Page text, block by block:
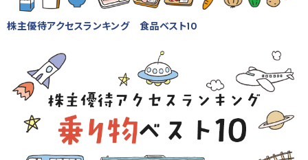
株主優待アクセスランキング 食品ベスト10